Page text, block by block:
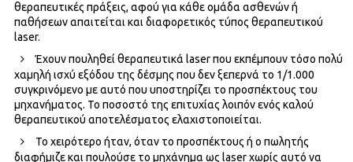
θεραπευτικές πράξεις, αφού για κάθε ομάδα ασθενών ή
παθήσεων απαιτείται και διαφορετικός τύπος θεραπευτικού
laser.
Έχουν πουληθεί θεραπευτικά laser που εκπέμπουν τόσο πολύ
χαμηλή ισχύ εξόδου της δέσμης που δεν ξεπερνά το 1/1.000
συγκρινόμενο με αυτό που υποστηρίζει το προσπέκτους του
μηχανήματος. Το ποσοστό της επιτυχίας λοιπόν ενός καλού
θεραπευτικού αποτελέσματος ελαχιστοποιείται.
Το χειρότερο ήταν, όταν το προσπέκτους ή ο πωλητής
διαφήμιζε και πουλούσε το μηχάνημα ως laser χωρίς αυτό να